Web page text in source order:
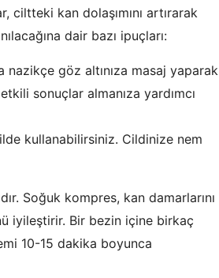
ciltteki kan dolaşımını artırarak
dair bazı ipuçları:
nazikçe göz altınıza masaj yaparak
sonuçlar almanıza yardımcı
kullanabilirsiniz. Cildinize nem
Soğuk kompres, kan damarlarını
iyileştirir. Bir bezin içine birkaç
10-15 dakika boyunca